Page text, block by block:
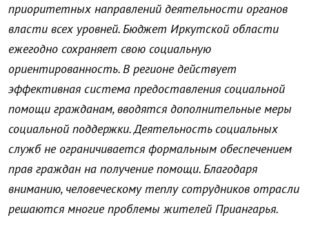
приоритетных направлений деятельности органов
власти всех уровней. Бюджет Иркутской области
ежегодно сохраняет свою социальную
ориентированность. В регионе действует
эффективная система предоставления социальной
помощи гражданам, вводятся дополнительные меры
социальной поддержки. Деятельность социальных
служб не ограничивается формальным обеспечением
прав граждан на получение помощи. Благодаря
вниманию, человеческому теплу сотрудников отрасли
решаются многие проблемы жителей Приангарья.